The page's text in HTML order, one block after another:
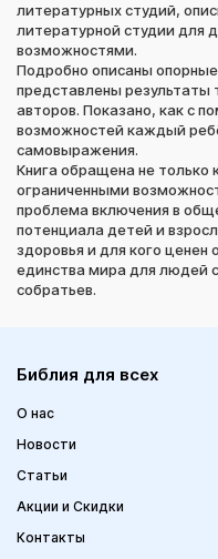
литературных студий,
литературной студии для
возможностями.
Подробно описаны
представлены результаты
авторов. Показано, как с
возможностей каждый
самовыражения.
Книга обращена не
ограниченными
проблема включения в
потенциала детей и
здоровья и для кого
единства мира для людей
собратьев.
Библия для всех
О нас
Новости
Статьи
Акции и Скидки
Контакты